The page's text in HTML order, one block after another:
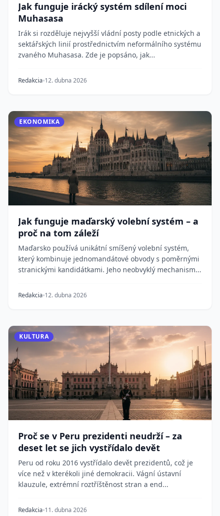
Jak funguje irácký systém sdílení moci
Muhasasa
Irák si rozděluje nejvyšší vládní posty podle etnických a
sektářských linií prostřednictvím neformálního systému
zvaného Muhasasa. Zde je popsáno, jak...
Redakcia 12. dubna 2026
EKONOMIKA
Jak funguje maďarský volební systém – a
proč na tom záleží
Maďarsko používá unikátní smíšený volební systém,
který kombinuje jednomandátové obvody s poměrnými
stranickými kandidátkami. Jeho neobvyklý mechanism...
Redakcia 12. dubna 2026
KULTURA
Proč se v Peru prezidenti neudrží – za
deset let se jich vystřídalo devět
Peru od roku 2016 vystřídalo devět prezidentů, což je
více než v kterékoli jiné demokracii. Vágní ústavní
klauzule, extrémní roztříštěnost stran a end...
Redakcia 11. dubna 2026